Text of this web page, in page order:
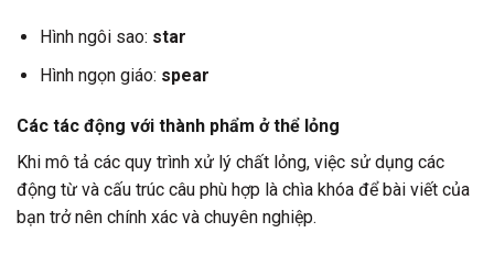
Hình ngôi sao: star
Hình ngọn giáo: spear
Các tác động với thành phẩm ở thể lỏng
Khi mô tả các quy trình xử lý chất lỏng, việc sử dụng các
động từ và cấu trúc câu phù hợp là chìa khóa để bài viết của
bạn trở nên chính xác và chuyên nghiệp.